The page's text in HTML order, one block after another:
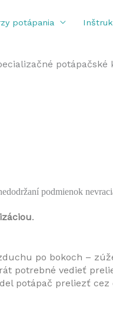
potápania
potápačské
podmienok
.
po bokoch –
potrebné vedieť
potápač preliezť cez